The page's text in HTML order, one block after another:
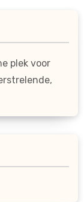
plek voor